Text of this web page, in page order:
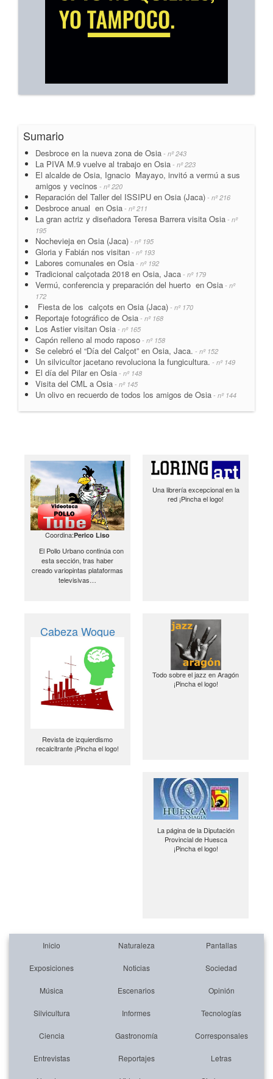
Sumario
Desbroce en la nueva zona de Osia - nº 243
La PIVA M.9 vuelve al trabajo en Osia - nº 223
El alcalde de Osia, Ignacio Mayayo, invitó a vermú a sus
amigos y vecinos - nº 220
Reparación del Taller del ISSIPU en Osia (Jaca) - nº 216
Desbroce anual en Osia - nº 211
La gran actriz y diseñadora Teresa Barrera visita Osia - nº
195
Nochevieja en Osia (Jaca) - nº 195
Gloria y Fabián nos visitan - nº 193
Labores comunales en Osia - nº 192
Tradicional calçotada 2018 en Osia, Jaca - nº 179
Vermú, conferencia y preparación del huerto en Osia - nº
172
Fiesta de los calçots en Osia (Jaca) - nº 170
Reportaje fotográfico de Osia - nº 168
Los Astier visitan Osia - nº 165
Capón relleno al modo raposo - nº 158
Se celebró el “Día del Calçot” en Osia, Jaca. - nº 152
Un silvicultor jacetano revoluciona la fungicultura. - nº 149
El día del Pilar en Osia - nº 148
Visita del CML a Osia - nº 145
Un olivo en recuerdo de todos los amigos de Osia - nº 144
Coordina:Perico Liso
El Pollo Urbano continúa con
esta sección, tras haber
creado variopintas plataformas
televisivas…
Una librería excepcional en la
red ¡Pincha el logo!
Cabeza Woque
Revista de izquierdismo
recalcitrante ¡Pincha el logo!
Todo sobre el jazz en Aragón
¡Pincha el logo!
La página de la Diputación
Provincial de Huesca
¡Pincha el logo!
Inicio Naturaleza Pantallas
Exposiciones Noticias Sociedad
Música Escenarios Opinión
Silvicultura Informes Tecnologías
Ciencia Gastronomía Corresponsales
Entrevistas Reportajes Letras